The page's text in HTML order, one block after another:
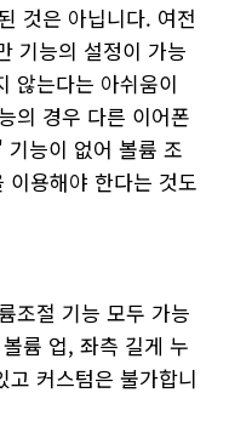
것은 아닙니다. 여전
기능의 설정이 가능
않는다는 아쉬움이
의 경우 다른 이어폰
능이 없어 볼륨 조
이용해야 한다는 것도
조절 기능 모두 가능
륨 업, 좌측 길게 누
고 커스텀은 불가합니